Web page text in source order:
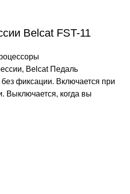
Belcat FST-11
Belcat Педаль
без фиксации. Включается при
Выключается, когда вы